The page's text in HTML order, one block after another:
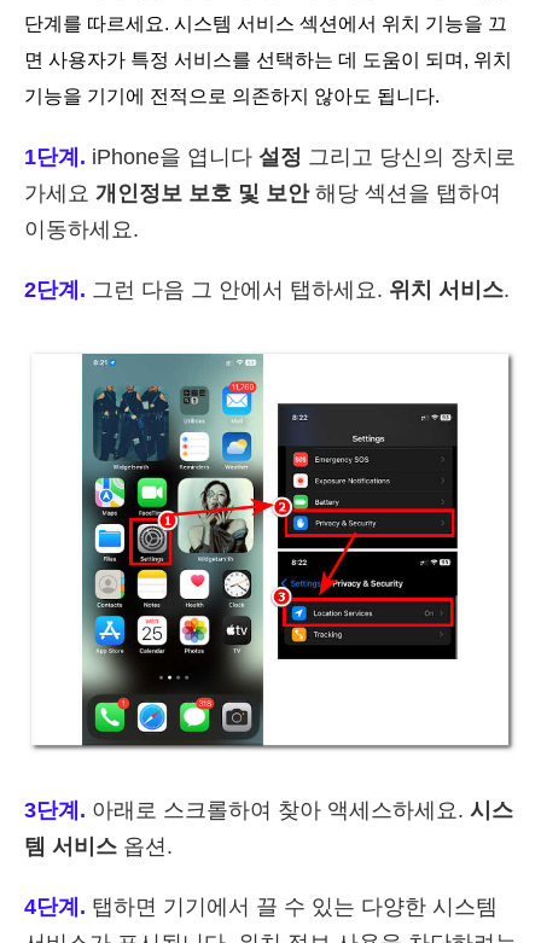
단계를 따르세요. 시스템 서비스 섹션에서 위치 기능을 끄
면 사용자가 특정 서비스를 선택하는 데 도움이 되며, 위치
기능을 기기에 전적으로 의존하지 않아도 됩니다.
1단계. iPhone을 엽니다 설정 그리고 당신의 장치로
가세요 개인정보 보호 및 보안해당 섹션을 탭하여
이동하세요.
2단계. 그런 다음 그 안에서 탭하세요. 위치 서비스.
3단계. 아래로 스크롤하여 찾아 액세스하세요. 시스
템 서비스 옵션.
4단계. 탭하면 기기에서 끌 수 있는 다양한 시스템